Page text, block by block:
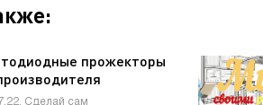
прожекторы
Сделай сам